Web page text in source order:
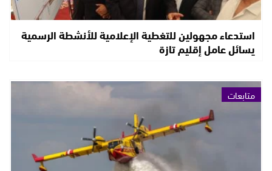
استدعاء مجهولين للتغطية الإعلامية للأنشطة الرسمية
يسائل عامل إقليم تازة
متابعات